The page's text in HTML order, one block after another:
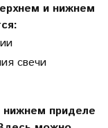
и нижнем
свечи
приделе